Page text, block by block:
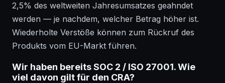
2,5% des weltweiten Jahresumsatzes geahndet
werden — je nachdem, welcher Betrag höher ist.
Wiederholte Verstöße können zum Rückruf des
Produkts vom EU-Markt führen.
Wir haben bereits SOC 2 / ISO 27001. Wie
viel davon gilt für den CRA?